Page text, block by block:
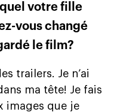
votre fille
vous changé
le film?
trailers. Je n’ai
ma tête! Je fais
images que je